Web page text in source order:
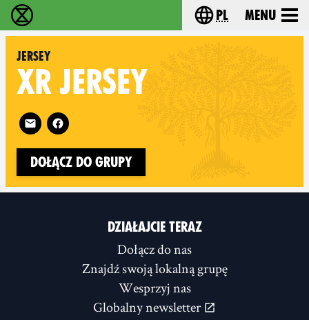
Extinction Rebellion - Home Choose your
pl Menu
Jersey
XR JERSEY
Follow XR Jersey on
Dołącz do grupy
DZIAŁAJCIE TERAZ
Dołącz do nas
Znajdź swoją lokalną grupę
Wesprzyj nas
Globalny newsletter